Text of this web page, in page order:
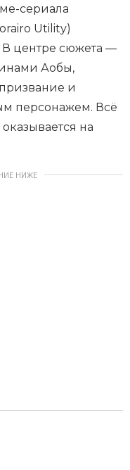
сериала
Utility)
В центре сюжета —
Аобы,
и
персонажем. Всё
на
НИЖЕ